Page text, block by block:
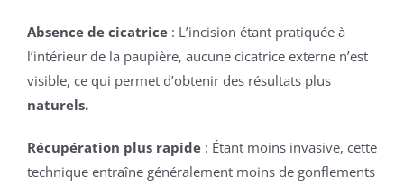
Absence de cicatrice : L’incision étant pratiquée à
l’intérieur de la paupière, aucune cicatrice externe n’est
visible, ce qui permet d’obtenir des résultats plus
naturels.
Récupération plus rapide : Étant moins invasive, cette
technique entraîne généralement moins de gonflements